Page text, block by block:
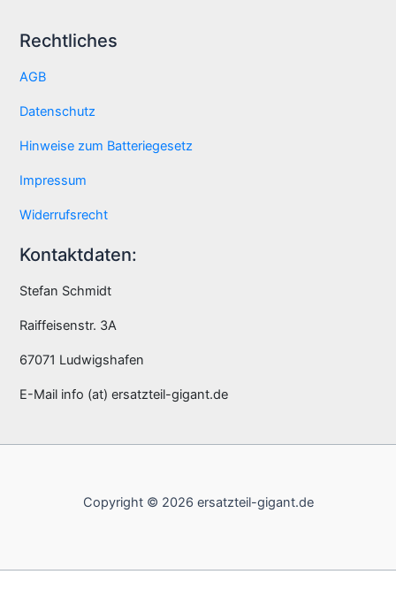
Rechtliches
AGB
Datenschutz
Hinweise zum Batteriegesetz
Impressum
Widerrufsrecht
Kontaktdaten:
Stefan Schmidt
Raiffeisenstr. 3A
67071 Ludwigshafen
E-Mail info (at) ersatzteil-gigant.de
Copyright © 2026 ersatzteil-gigant.de